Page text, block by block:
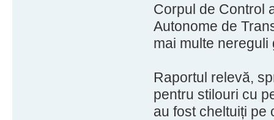
Corpul de Control
Autonome de
mai multe
Raportul relevă,
pentru stilouri cu
au fost cheltuiți pe